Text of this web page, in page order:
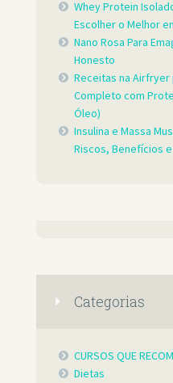
Whey Protein
Escolher o Melhor
Nano Rosa Para
Honesto
Receitas na Airfryer
Completo com
Óleo)
Insulina e Massa
Riscos, Benefícios
Categorias
CURSOS QUE
Dietas